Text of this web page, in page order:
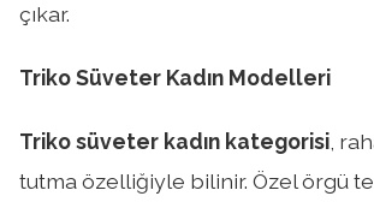
çıkar.
Triko Süveter Kadın Modelleri
Triko süveter kadın kategorisi ,
tutma özelliğiyle bilinir. Özel örgü